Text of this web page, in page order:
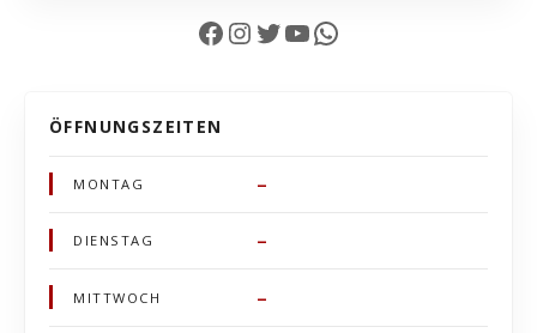
Facebook InstagramTwitter YouTube WhatsApp
ÖFFNUNGSZEITEN
MONTAG –
DIENSTAG –
MITTWOCH –